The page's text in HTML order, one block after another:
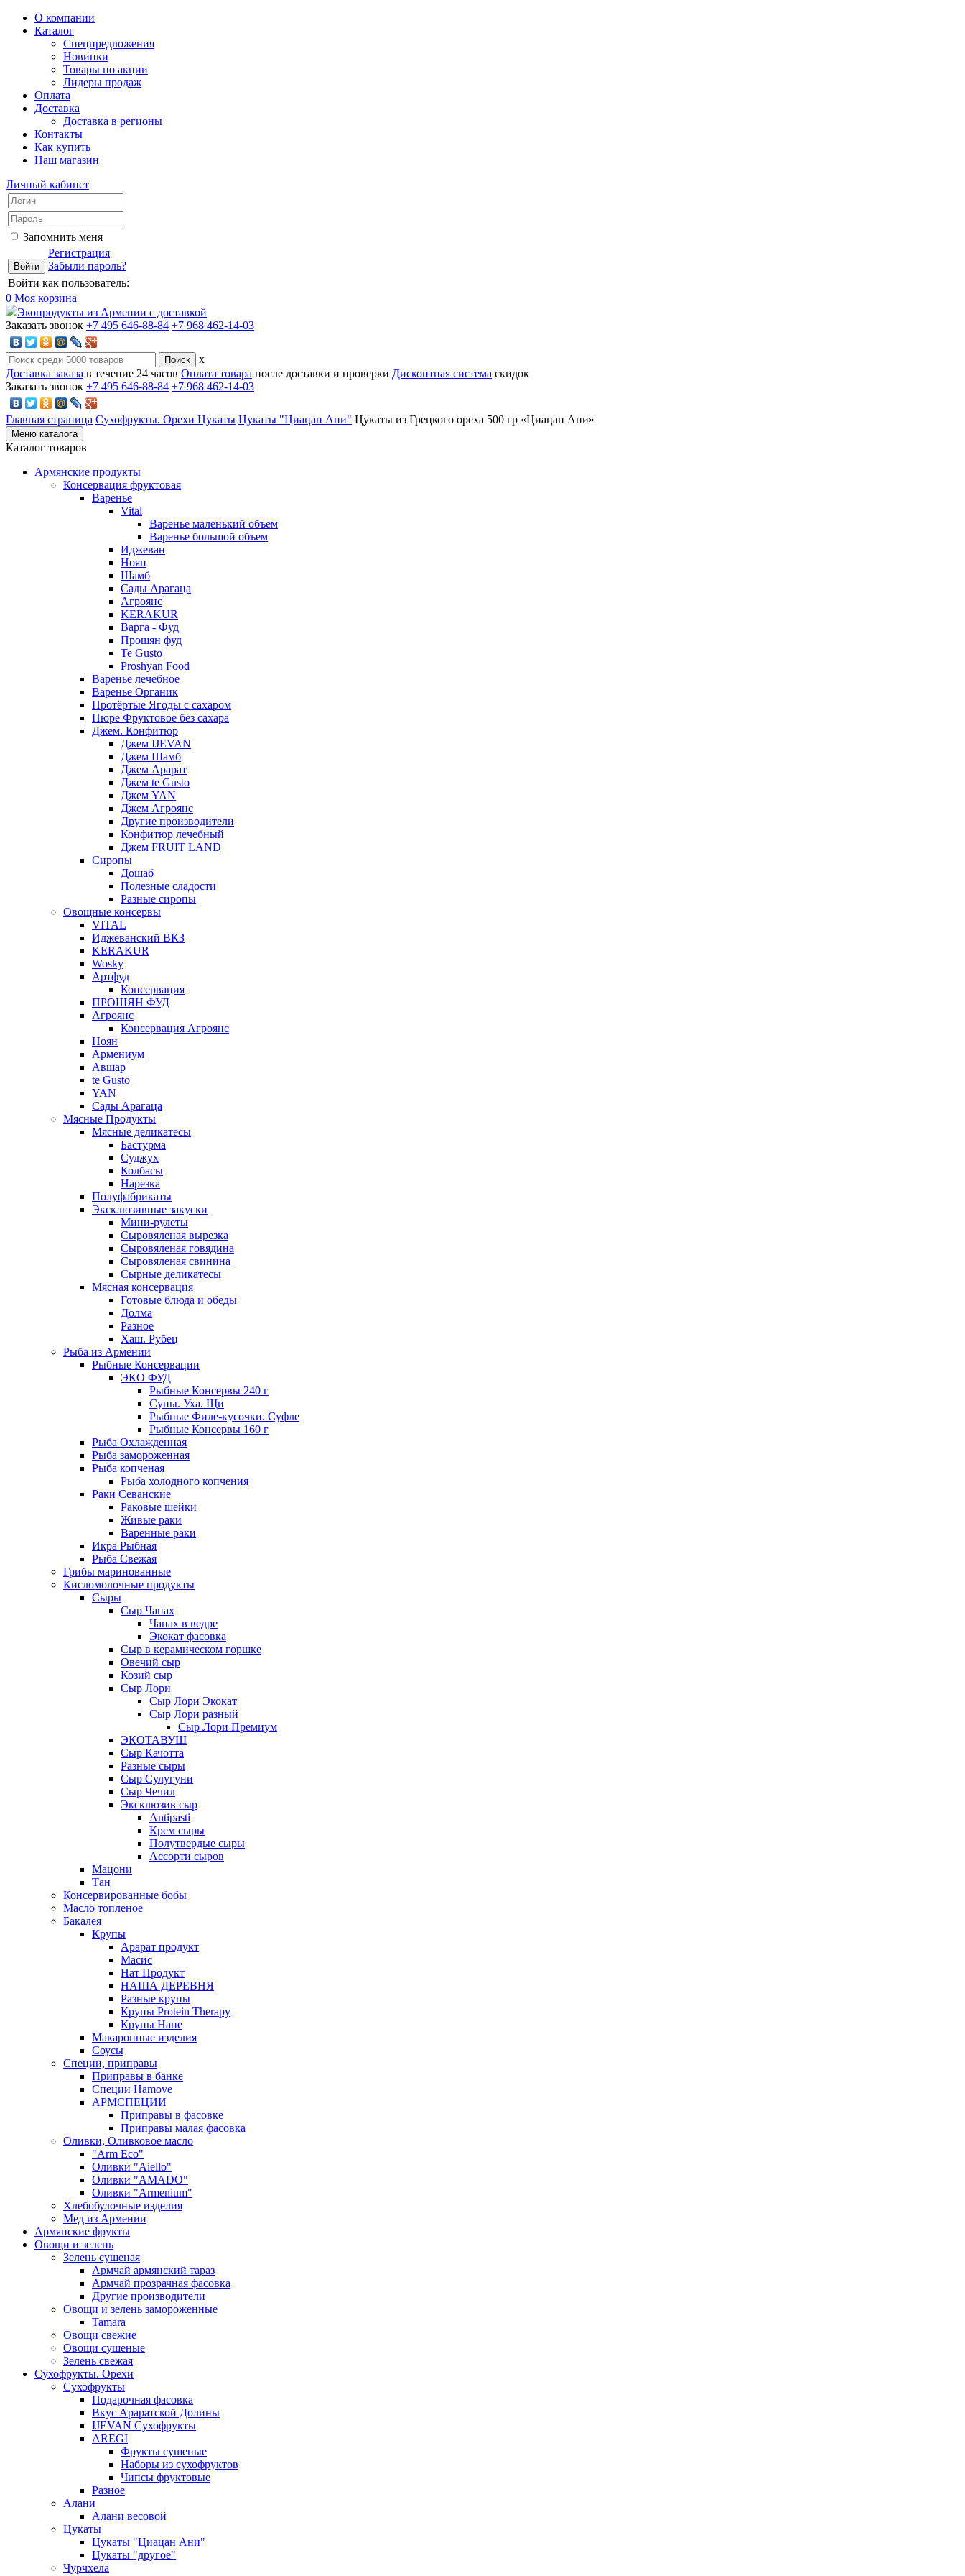
О компании
Каталог
Спецпредложения
Новинки
Товары по акции
Лидеры продаж
Оплата
Доставка
Доставка в регионы
Контакты
Как купить
Наш магазин
Личный кабинет
Запомнить меня
Регистрация
Забыли пароль?
Войти как пользователь:
0 Моя корзина
Экопродукты из Армении с доставкой
Заказать звонок +7 495 646-88-84 +7 968 462-14-03
x
Доставка заказа в течение 24 часов Оплата товара после доставки и проверки Дисконтная система скидок
Заказать звонок +7 495 646-88-84 +7 968 462-14-03
Главная страница Сухофрукты. Орехи Цукаты Цукаты "Циацан Ани" Цукаты из Грецкого ореха 500 гр «Циацан Ани»
Меню каталога
Каталог товаров
Армянские продукты
Консервация фруктовая
Варенье
Vital
Варенье маленький объем
Варенье большой объем
Иджеван
Ноян
Шамб
Сады Арагаца
Агроянс
KERAKUR
Варга - Фуд
Прошян фуд
Te Gusto
Proshyan Food
Варенье лечебное
Варенье Органик
Протёртые Ягоды с сахаром
Пюре Фруктовое без сахара
Джем. Конфитюр
Джем IJEVAN
Джем Шамб
Джем Арарат
Джем te Gusto
Джем YAN
Джем Агроянс
Другие производители
Конфитюр лечебный
Джем FRUIT LAND
Сиропы
Дошаб
Полезные сладости
Разные сиропы
Овощные консервы
VITAL
Иджеванский ВКЗ
KERAKUR
Wosky
Артфуд
Консервация
ПРОШЯН ФУД
Агроянс
Консервация Агроянс
Ноян
Армениум
Авшар
te Gusto
YAN
Сады Арагаца
Мясные Продукты
Мясные деликатесы
Бастурма
Суджух
Колбасы
Нарезка
Полуфабрикаты
Эксклюзивные закуски
Мини-рулеты
Сыровяленая вырезка
Сыровяленая говядина
Сыровяленая свинина
Сырные деликатесы
Мясная консервация
Готовые блюда и обеды
Долма
Разное
Хаш. Рубец
Рыба из Армении
Рыбные Консервации
ЭКО ФУД
Рыбные Консервы 240 г
Супы. Уха. Щи
Рыбные Филе-кусочки. Суфле
Рыбные Консервы 160 г
Рыба Охлажденная
Рыба замороженная
Рыба копченая
Рыба холодного копчения
Раки Севанские
Раковые шейки
Живые раки
Варенные раки
Икра Рыбная
Рыба Свежая
Грибы маринованные
Кисломолочные продукты
Сыры
Сыр Чанах
Чанах в ведре
Экокат фасовка
Сыр в керамическом горшке
Овечий сыр
Козий сыр
Сыр Лори
Сыр Лори Экокат
Сыр Лори разный
Сыр Лори Премиум
ЭКОТАВУШ
Сыр Качотта
Разные сыры
Сыр Сулугуни
Сыр Чечил
Эксклюзив сыр
Antipasti
Крем сыры
Полутвердые сыры
Ассорти сыров
Мацони
Тан
Консервированные бобы
Масло топленое
Бакалея
Крупы
Арарат продукт
Масис
Нат Продукт
НАША ДЕРЕВНЯ
Разные крупы
Крупы Protein Therapy
Крупы Нане
Макаронные изделия
Соусы
Специи, приправы
Приправы в банке
Специи Hamove
АРМСПЕЦИИ
Приправы в фасовке
Приправы малая фасовка
Оливки, Оливковое масло
"Arm Eco"
Оливки "Aiello"
Оливки "AMADO"
Оливки "Armenium"
Хлебобулочные изделия
Мед из Армении
Армянские фрукты
Овощи и зелень
Зелень сушеная
Армчай армянский тараз
Армчай прозрачная фасовка
Другие производители
Овощи и зелень замороженные
Tamara
Овощи свежие
Овощи сушеные
Зелень свежая
Сухофрукты. Орехи
Сухофрукты
Подарочная фасовка
Вкус Араратской Долины
IJEVAN Сухофрукты
AREGI
Фрукты сушеные
Наборы из сухофруктов
Чипсы фруктовые
Разное
Алани
Алани весовой
Цукаты
Цукаты "Циацан Ани"
Цукаты "другое"
Чурчхела